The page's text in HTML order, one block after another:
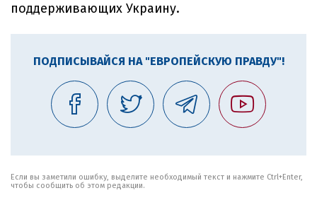
поддерживающих Украину.
ПОДПИСЫВАЙСЯ НА "ЕВРОПЕЙСКУЮ ПРАВДУ"!
Если вы заметили ошибку, выделите необходимый текст и нажмите Ctrl+Enter,
чтобы сообщить об этом редакции.